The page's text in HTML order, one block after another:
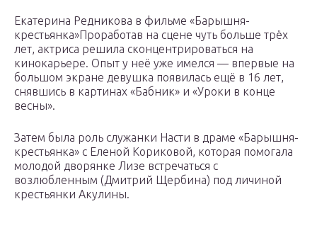
Екатерина Редникова в фильме «Барышня-
крестьянка»Проработав на сцене чуть больше трёх
лет, актриса решила сконцентрироваться на
кинокарьере. Опыт у неё уже имелся — впервые на
большом экране девушка появилась ещё в 16 лет,
снявшись в картинах «Бабник» и «Уроки в конце
весны».
Затем была роль служанки Насти в драме «Барышня-
крестьянка» с Еленой Кориковой, которая помогала
молодой дворянке Лизе встречаться с
возлюбленным (Дмитрий Щербина) под личиной
крестьянки Акулины.